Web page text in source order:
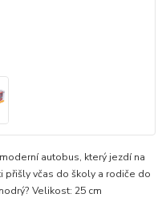
autobus, který jezdí na
přišly včas do školy a rodiče do
Velikost: 25 cm